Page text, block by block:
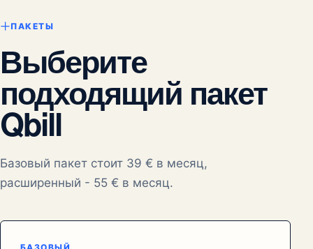
ПАКЕТЫ
Выберите
подходящий пакет
Qbill
Базовый пакет стоит 39 € в месяц,
расширенный - 55 € в месяц.